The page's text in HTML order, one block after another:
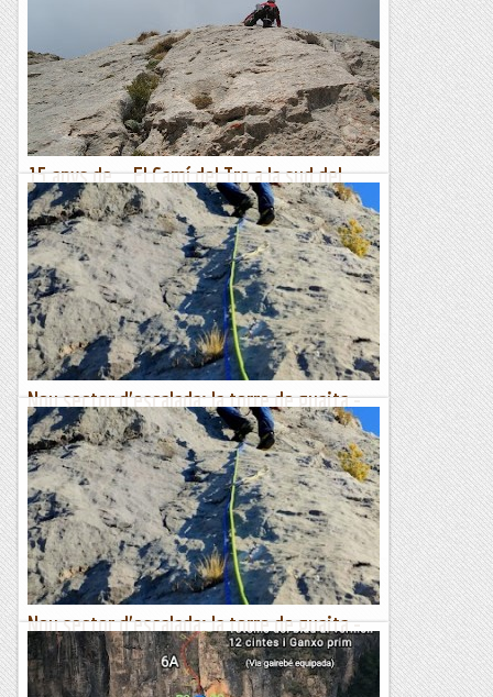
15 anys de... El Camí del Tro a la sud del
Pedraforca.
Després de descobrir el camí d'aproximació a la sud del
Pedraforca i els encants de la seva escalada, tocava assentar
tots aquests coneixements fent una altra via al lloc i,...
Romàntic Guerrer
Nou sector d'escalada: la torre de guaita -
via patrulla canina
Primera tirada Han equipat un nou sector al Montsec, prop
del poble de Corçà, en unes parets que hi ha prop de la
Torre dels moros. Han pentinat la paret de vies ben...
Escalada per a tontos
Nou sector d'escalada: la torre de guaita -
via patrulla canina
Primera tirada Han equipat un nou sector al Montsec, prop